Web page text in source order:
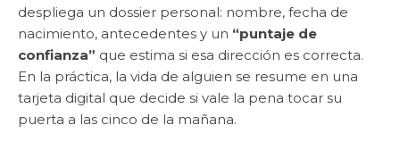
despliega un dossier personal: nombre, fecha de
nacimiento, antecedentes y un “puntaje de
confianza” que estima si esa dirección es correcta.
En la práctica, la vida de alguien se resume en una
tarjeta digital que decide si vale la pena tocar su
puerta a las cinco de la mañana.